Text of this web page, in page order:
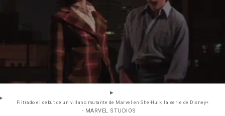
Filtrado el debut de un villano mutante de Marvel en She-Hulk, la serie de Disney+
- MARVEL STUDIOS